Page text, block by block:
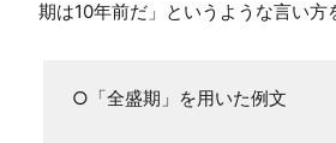
期は10年前だ」というような言い方
○「全盛期」を用いた例文